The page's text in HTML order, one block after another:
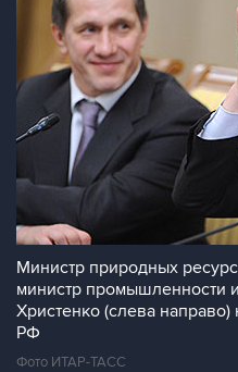
Министр природных
министр промышленности
Христенко (слева
РФ
Фото ИТАР-ТАСС